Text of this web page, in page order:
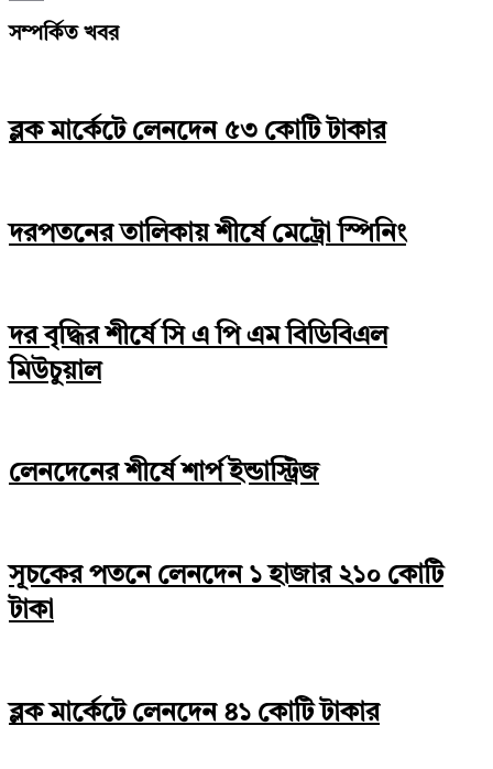
Copy
সম্পর্কিত খবর
ব্লক মার্কেটে লেনদেন ৫৩ কোটি টাকার
দরপতনের তালিকায় শীর্ষে মেট্রো স্পিনিং
দর বৃদ্ধির শীর্ষে সি এ পি এম বিডিবিএল
মিউচুয়াল
লেনদেনের শীর্ষে শার্প ইন্ডাস্ট্রিজ
সূচকের পতনে লেনদেন ১ হাজার ২১০ কোটি
টাকা
ব্লক মার্কেটে লেনদেন ৪১ কোটি টাকার